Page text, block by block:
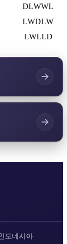
DLWWL
LWDLW
LWLLD
도네시아